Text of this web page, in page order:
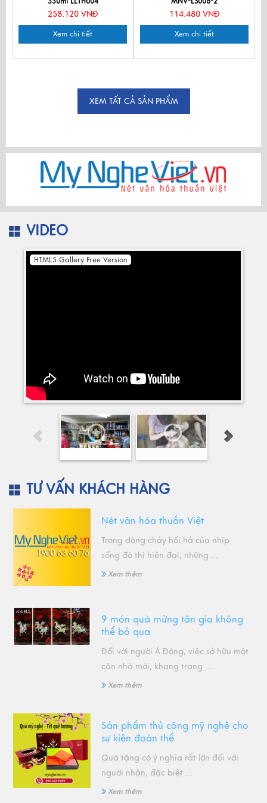
258.120 VNĐ
Xem chi tiết
114.480 VNĐ
Xem chi tiết
XEM TẤT CẢ SẢN PHẨM
VIDEO
HTML5 Gallery Free Version
TƯ VẤN KHÁCH HÀNG
Nét văn hóa thuần Việt
Trong dòng chảy hối hả của nhịp
sống đô thị hiện đại, những ...
Xem thêm
9 món quà mừng tân gia không
thể bỏ qua
Đối với người Á Đông, việc sở hữu một
căn nhà mới, khang trang ...
Xem thêm
Sản phẩm thủ công mỹ nghệ cho
sự kiện đoàn thể
Quà tặng có ý nghĩa rất lớn đối với
người nhận, đặc biệt ...
Xem thêm